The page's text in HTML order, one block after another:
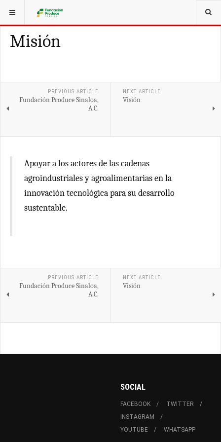
ESTÁ AQUÍ: ¿QUIÉNES SOMOS?
Misión
PREVIOUS ARTICLE
Fundación Produce Sinaloa,
A.C.
NEXT ARTICLE
Visión
Apoyar a los actores de las cadenas
agroindustriales y agroalimentarias en la
innovación tecnológica para su desarrollo
sustentable.
PREVIOUS ARTICLE
Fundación Produce Sinaloa,
A.C.
NEXT ARTICLE
Visión
SOCIAL
FACEBOOK
TWITTER
INSTAGRAM
YOUTUBE
WHATSAPP